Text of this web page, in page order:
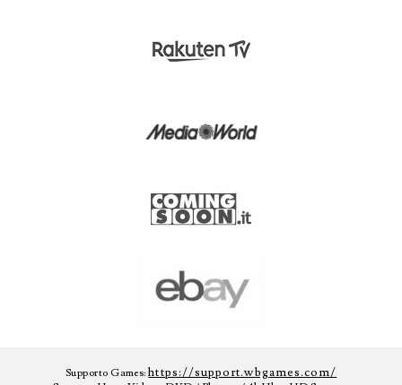
Supporto Games:https://support.wbgames.com/